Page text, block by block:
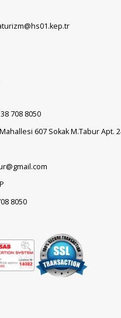
708 8050
607 Sokak M.Tabur Apt.
8050